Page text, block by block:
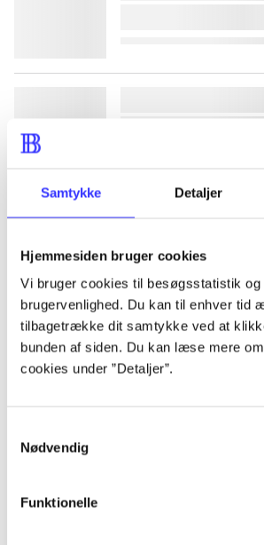
Samtykke Detaljer
Hjemmesiden bruger cookies
Vi bruger cookies til besøgsstatistik og
brugervenlighed. Du kan til enhver tid
tilbagetrække dit samtykke ved at
bunden af siden. Du kan læse mere
cookies under ”Detaljer”.
Nødvendig
Funktionelle
lorem ipsum
lorem ipsum
lorem ipsum
lorem ipsum
lorem ipsum
lorem ipsum
lorem ipsum
lorem ipsum
lorem ipsum
lorem ipsum
lorem ipsum